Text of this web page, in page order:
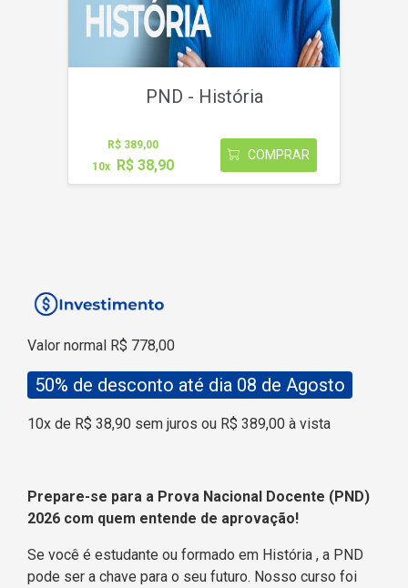
PND - História
R$ 389,00
10x
R$ 38,90
COMPRAR
Valor normal R$ 778,00
50% de desconto até dia 08 de Agosto
10x de R$ 38,90 sem juros ou R$ 389,00 à vista
Prepare-se para a Prova Nacional Docente (PND)
2026 com quem entende de aprovação!
Se você é estudante ou formado em História , a PND
pode ser a chave para o seu futuro. Nosso curso foi